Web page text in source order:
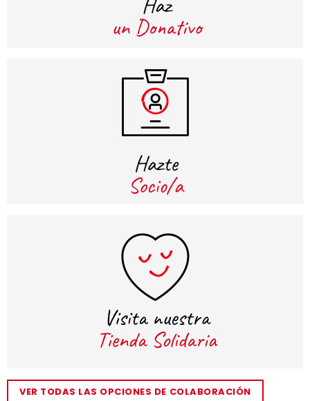
VER TODAS LAS OPCIONES DE COLABORACIÓN